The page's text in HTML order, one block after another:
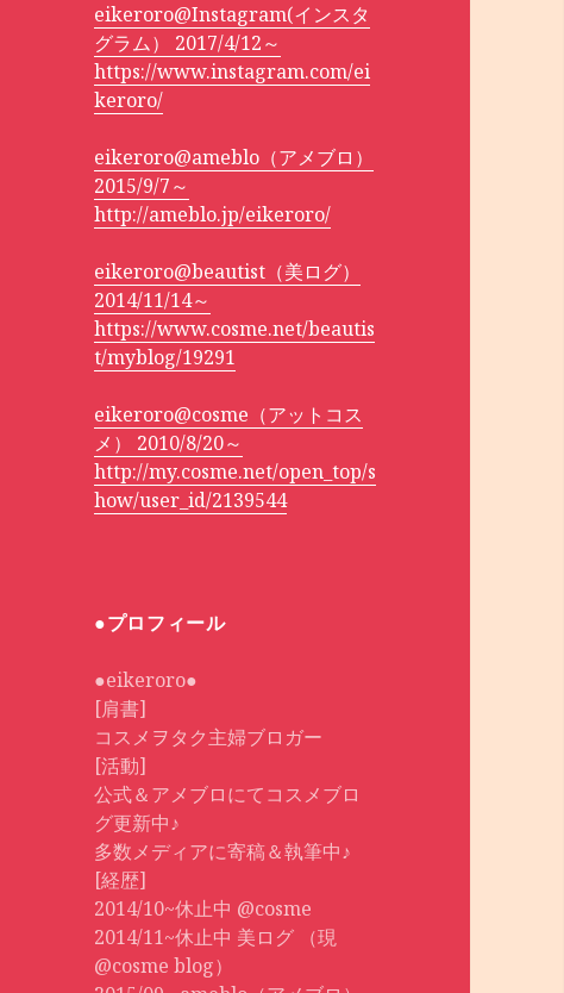
eikeroro@Instagram(インスタ
グラム） 2017/4/12～
https://www.instagram.com/ei
keroro/
eikeroro@ameblo（アメブロ）
2015/9/7～
http://ameblo.jp/eikeroro/
eikeroro@beautist（美ログ）
2014/11/14～
https://www.cosme.net/beautis
t/myblog/19291
eikeroro@cosme（アットコス
メ） 2010/8/20～
http://my.cosme.net/open_top/s
how/user_id/2139544
●プロフィール
●eikeroro●
[肩書]
コスメヲタク主婦ブロガー
[活動]
公式＆アメブロにてコスメブロ
グ更新中♪
多数メディアに寄稿＆執筆中♪
[経歴]
2014/10~休止中 @cosme
2014/11~休止中 美ログ （現
@cosme blog）